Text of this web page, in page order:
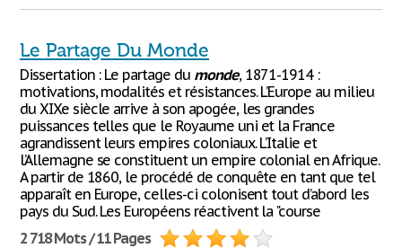
Le Partage Du Monde
Dissertation : Le partage du monde, 1871-1914 :
motivations, modalités et résistances. L’Europe au milieu
du XIXe siècle arrive à son apogée, les grandes
puissances telles que le Royaume uni et la France
agrandissent leurs empires coloniaux. L’Italie et
l’Allemagne se constituent un empire colonial en Afrique.
A partir de 1860, le procédé de conquête en tant que tel
apparaît en Europe, celles-ci colonisent tout d’abord les
pays du Sud. Les Européens réactivent la "course
2 718 Mots / 11 Pages